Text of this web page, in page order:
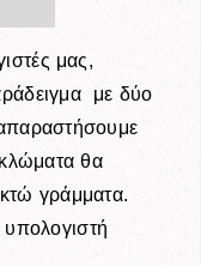
μας,
με δύο
θα
γράμματα.